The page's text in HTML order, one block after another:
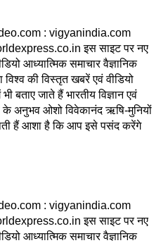
: vigyanindia.com
इस साइट पर नए
आध्यात्मिक समाचार वैज्ञानिक
की विस्तृत खबरें एवं वीडियो
बताए जाते हैं भारतीय विज्ञान एवं
के अनुभव ओशो विवेकानंद ऋषि-मुनियों
हैं आशा है कि आप इसे पसंद करेंगे
: vigyanindia.com
इस साइट पर नए
आध्यात्मिक समाचार वैज्ञानिक